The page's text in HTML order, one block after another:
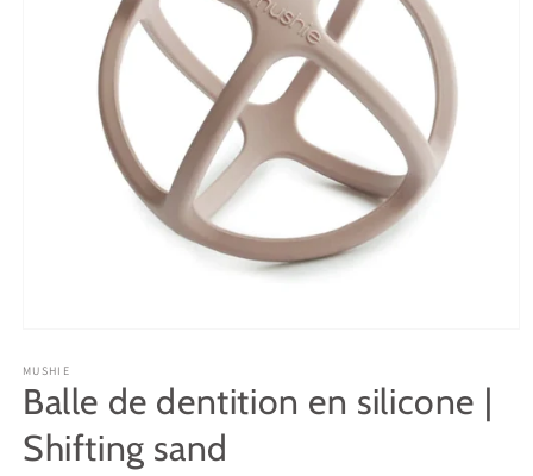
média
1
dans
fenêtre
modale
MUSHIE
Balle de dentition en silicone |
Shifting sand